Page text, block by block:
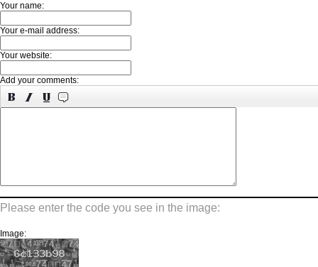
Your name:
Your e-mail address:
Your website:
Add your comments:
Please enter the code you see in the image:
Image: